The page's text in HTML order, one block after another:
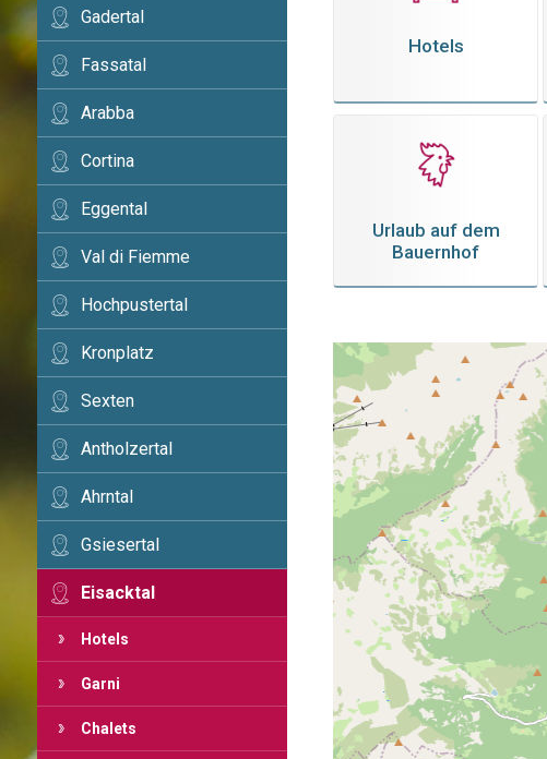
Gadertal
Fassatal
Arabba
Cortina
Eggental
Val di Fiemme
Hochpustertal
Kronplatz
Sexten
Antholzertal
Ahrntal
Gsiesertal
Eisacktal
Hotels
Garni
Chalets
Hotels
Urlaub auf dem
Bauernhof